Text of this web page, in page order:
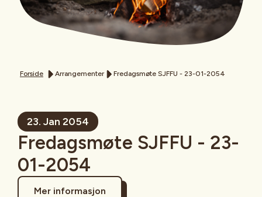
Forside Arrangementer Fredagsmøte SJFFU - 23-01-2054
23. Jan 2054
Fredagsmøte SJFFU - 23-
01-2054
Mer informasjon